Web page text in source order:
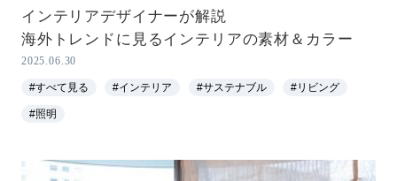
インテリアデザイナーが解説
海外トレンドに見るインテリアの素材＆カラー
2025.06.30
#すべて見る #インテリア #サステナブル #リビング
#照明